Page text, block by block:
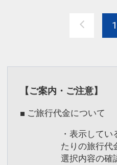
＜交通のご案内＞
・月～木曜日（祝日
新居浜駅から列車の
送迎がございます。
※１２／２９～１
1
【ご案内・ご注意】
■ ご旅行代金について
・表示して
たりの旅行代
選択内容の確